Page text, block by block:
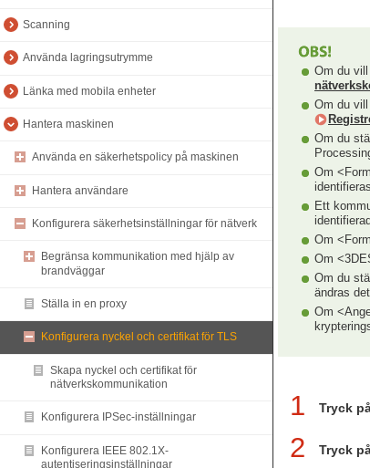
Scanning
Använda lagringsutrymme
Länka med mobila enheter
Hantera maskinen
Använda en säkerhetspolicy på maskinen
Hantera användare
Konfigurera säkerhetsinställningar för nätverk
Begränsa kommunikation med hjälp av
brandväggar
Ställa in en proxy
Konfigurera nyckel och certifikat för TLS
Skapa nyckel och certifikat för
nätverkskommunikation
Konfigurera IPSec-inställningar
Konfigurera IEEE 802.1X-
autentiseringsinställningar
Om du
Om du
Om du
Om
Ett
Om
Om
Om du
ändras
Om
1 Tryck
2 Tryck